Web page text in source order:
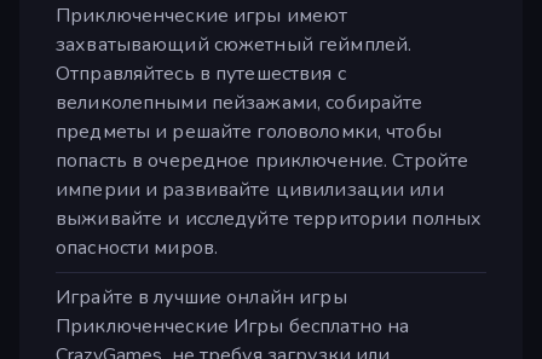
Приключенческие игры имеют
захватывающий сюжетный геймплей.
Отправляйтесь в путешествия с
великолепными пейзажами, собирайте
предметы и решайте головоломки, чтобы
попасть в очередное приключение. Стройте
империи и развивайте цивилизации или
выживайте и исследуйте территории полных
опасности миров.
Играйте в лучшие онлайн игры
Приключенческие Игры бесплатно на